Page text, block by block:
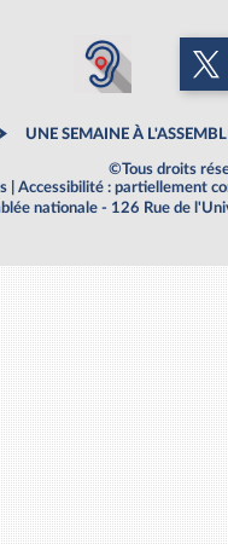
UNE SEMAINE À
©Tous droits
Accessibilité : partiellement
nationale - 126 Rue de